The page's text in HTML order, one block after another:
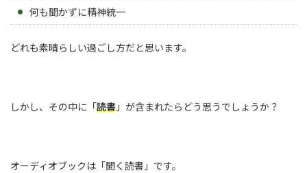
何も聞かずに精神統一
どれも素晴らしい過ごし方だと思います。
しかし、その中に「読書 」が含まれたらどう思うでしょうか？
オーディオブックは「聞く読書」です。